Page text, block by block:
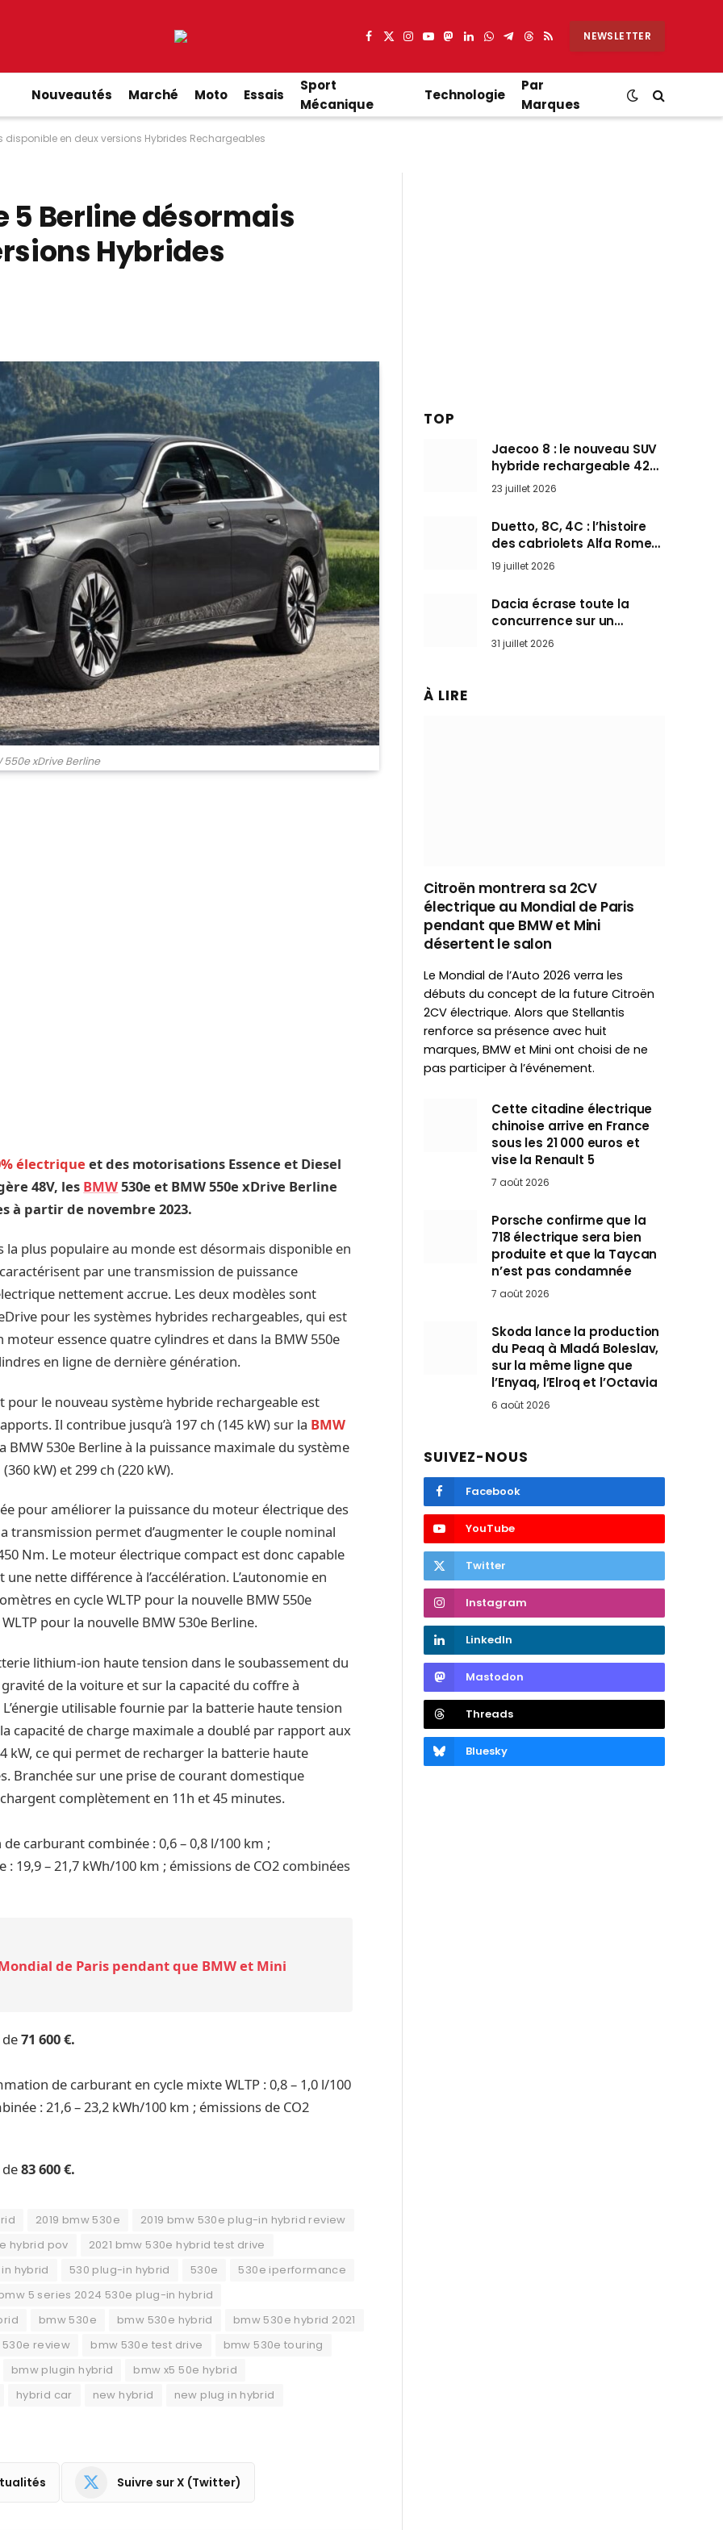
Facebook
X
Instagram
YouTube
Mastodon
LinkedIn
WhatsApp
Partager
Telegram
Threads
RSS NEWSLETTER
Nouveautés Marché Moto Essais
Sport
Mécanique
Technologie
Par
Marques
disponible en deux versions Hybrides Rechargeables
5 Berline désormais
Hybrides
550e xDrive Berline
électrique et des motorisations Essence et Diesel
48V, les BMW530e et BMW 550e xDrive Berline
à partir de novembre 2023.
la plus populaire au monde est désormais disponible en
par une transmission de puissance
nettement accrue. Les deux modèles sont
pour les systèmes hybrides rechargeables, qui est
moteur essence quatre cylindres et dans la BMW 550e
en ligne de dernière génération.
le nouveau système hybride rechargeable est
Il contribue jusqu’à 197 ch (145 kW) sur la BMW
BMW 530e Berline à la puissance maximale du système
kW) et 299 ch (220 kW).
pour améliorer la puissance du moteur électrique des
transmission permet d’augmenter le couple nominal
Nm. Le moteur électrique compact est donc capable
nette différence à l’accélération. L’autonomie en
en cycle WLTP pour la nouvelle BMW 550e
pour la nouvelle BMW 530e Berline.
lithium-ion haute tension dans le soubassement du
de la voiture et sur la capacité du coffre à
utilisable fournie par la batterie haute tension
capacité de charge maximale a doublé par rapport aux
kW, ce qui permet de recharger la batterie haute
Branchée sur une prise de courant domestique
complètement en 11h et 45 minutes.
carburant combinée : 0,6 – 0,8 l/100 km ;
19,9 – 21,7 kWh/100 km ; émissions de CO2 combinées
de Paris pendant que BMW et Mini
de71 600 €.
de carburant en cycle mixte WLTP : 0,8 – 1,0 l/100
: 21,6 – 23,2 kWh/100 km ; émissions de CO2
de83 600 €.
2019 bmw 530e
2019 bmw 530e plug-in hybrid review
hybrid pov
2021 bmw 530e hybrid test drive
hybrid
530 plug-in hybrid 530e
530e iperformance
5 series 2024 530e plug-in hybrid
bmw 530e bmw 530e hybrid
bmw 530e hybrid 2021
review
bmw 530e test drive
bmw 530e touring
bmw plugin hybrid
bmw x5 50e hybrid
hybrid car
new hybrid new plug in hybrid
Suivre sur X (Twitter)
TOP
Jaecoo 8 : le nouveau SUV
hybride rechargeable 428
ch qui vise l’Audi Q7 arrive
en Europe cet automne
23 juillet 2026
Duetto, 8C, 4C : l’histoire
des cabriolets Alfa Romeo,
ces Spider qui ont défini
l’art de rouler cheveux au
vent
19 juillet 2026
Dacia écrase toute la
concurrence sur un
marché où personne ne
l’attendait
31 juillet 2026
À LIRE
Citroën montrera sa 2CV
électrique au Mondial de Paris
pendant que BMW et Mini
désertent le salon
Le Mondial de l’Auto 2026 verra les
débuts du concept de la future Citroën
2CV électrique. Alors que Stellantis
renforce sa présence avec huit
marques, BMW et Mini ont choisi de ne
pas participer à l’événement.
Cette citadine électrique
chinoise arrive en France
sous les 21 000 euros et
vise la Renault 5
7 août 2026
Porsche confirme que la
718 électrique sera bien
produite et que la Taycan
n’est pas condamnée
7 août 2026
Skoda lance la production
du Peaq à Mladá Boleslav,
sur la même ligne que
l’Enyaq, l’Elroq et l’Octavia
6 août 2026
SUIVEZ-NOUS
Facebook
YouTube
Twitter
Instagram
LinkedIn
Mastodon
Threads
Bluesky